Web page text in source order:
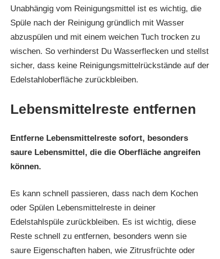
Unabhängig vom Reinigungsmittel ist es wichtig, die
Spüle nach der Reinigung gründlich mit Wasser
abzuspülen und mit einem weichen Tuch trocken zu
wischen. So verhinderst Du Wasserflecken und stellst
sicher, dass keine Reinigungsmittelrückstände auf der
Edelstahloberfläche zurückbleiben.
Lebensmittelreste entfernen
Entferne Lebensmittelreste sofort, besonders
saure Lebensmittel, die die Oberfläche angreifen
können.
Es kann schnell passieren, dass nach dem Kochen
oder Spülen Lebensmittelreste in deiner
Edelstahlspüle zurückbleiben. Es ist wichtig, diese
Reste schnell zu entfernen, besonders wenn sie
saure Eigenschaften haben, wie Zitrusfrüchte oder